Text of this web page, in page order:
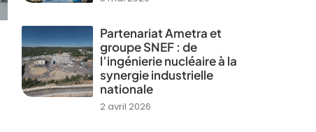
Partenariat Ametra et
groupe SNEF : de
l’ingénierie nucléaire à la
synergie industrielle
nationale
2 avril 2026